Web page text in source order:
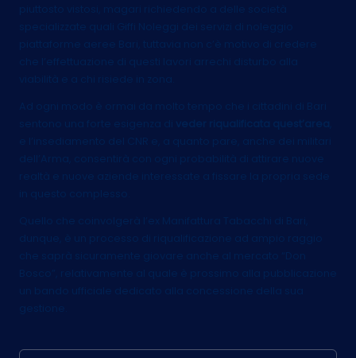
piuttosto vistosi, magari richiedendo a delle società
specializzate quali Giffi Noleggi dei servizi di
noleggio
piattaforme aeree Bari
, tuttavia non c’è motivo di credere
che l’effettuazione di questi lavori arrechi disturbo alla
viabilità e a chi risiede in zona.
Ad ogni modo è ormai da molto tempo che i cittadini di Bari
sentono una forte esigenza di
veder riqualificata quest’area
e l’insediamento del CNR e, a quanto pare, anche dei militari
dell’Arma, consentirà con ogni probabilità di attirare nuove
realtà e nuove aziende interessate a fissare la propria sede
in questo complesso.
Quello che coinvolgerà l’ex Manifattura Tabacchi di Bari,
dunque, è un processo di riqualificazione ad ampio raggio
che saprà sicuramente giovare anche al mercato “Don
Bosco”, relativamente al quale è prossimo alla pubblicazione
un bando ufficiale dedicato alla concessione della sua
gestione.